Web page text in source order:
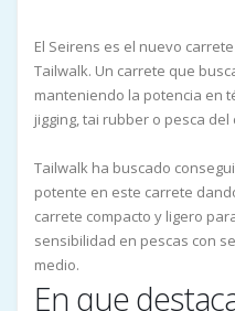
El Seirens es el nuevo
Tailwalk. Un carrete que
manteniendo la potencia en
jigging, tai rubber o pesca del
Tailwalk ha buscado
potente en este carrete
carrete compacto y ligero
sensibilidad en pescas con
medio.
En que